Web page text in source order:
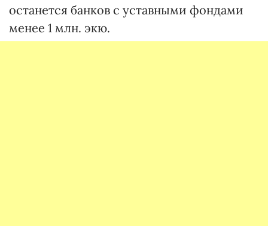
останется банков с уставными фондами
менее 1 млн. экю.